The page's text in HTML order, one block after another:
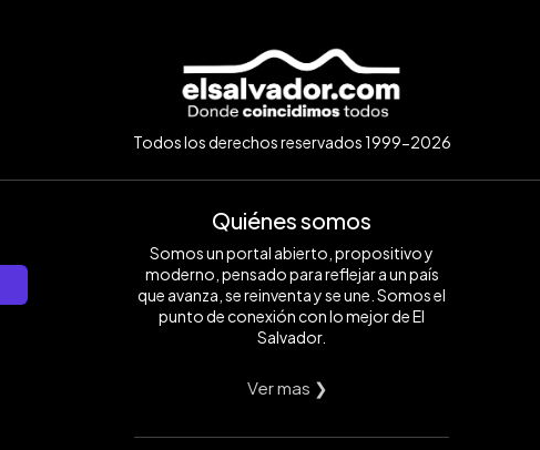
Todos los derechos reservados 1999-2026
Quiénes somos
Somos un portal abierto, propositivo y
moderno, pensado para reflejar a un país
que avanza, se reinventa y se une. Somos el
punto de conexión con lo mejor de El
Salvador.
Ver mas ❯